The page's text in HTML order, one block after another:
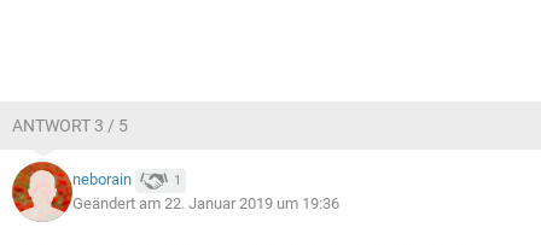
ANTWORT 3 / 5
neborain 1
Geändert am 22. Januar 2019 um 19:36